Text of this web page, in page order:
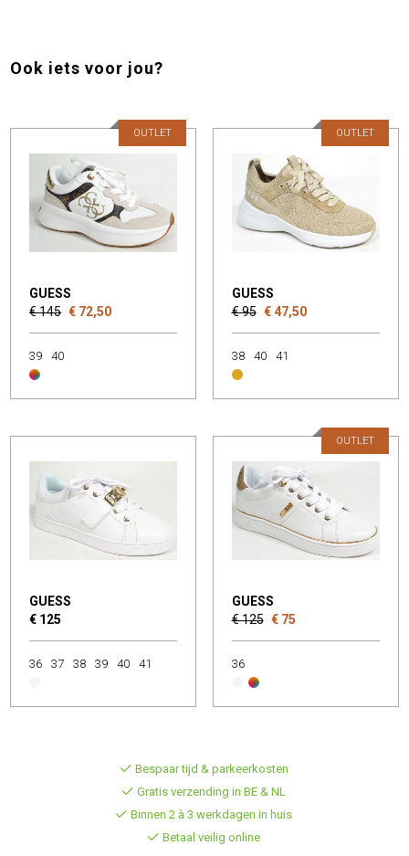
Ook iets voor jou?
GUESS
€ 145 € 72,50
OUTLET
39 40
GUESS
€ 95 € 47,50
OUTLET
38 40 41
GUESS
€ 125
36 37 38 39 40 41
GUESS
€ 125 € 75
OUTLET
36
Bespaar tijd & parkeerkosten
Gratis verzending in BE & NL
Binnen 2 à 3 werkdagen in huis
Betaal veilig online